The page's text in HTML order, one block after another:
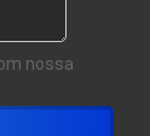
nossa